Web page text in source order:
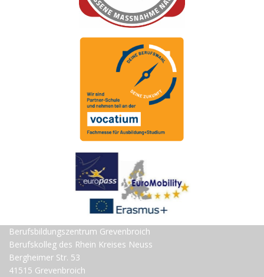
Berufsbildungszentrum Grevenbroich
Berufskolleg des Rhein Kreises Neuss
Bergheimer Str. 53
41515 Grevenbroich